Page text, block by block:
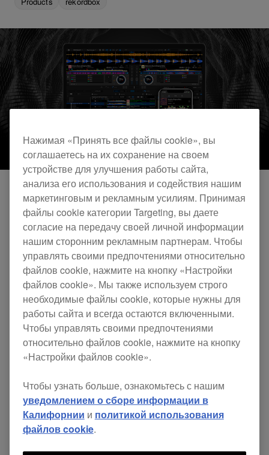
rekordbox 6 Official Introduction
Именно сейчас мы соблюдаем основное
Как и все наши друзья в музыкальном
сообществе, мы с нетерпением ждем, когда
снова сможем объединиться на танцполе. А
Нажимая «Принять все файлы cookie», вы
соглашаетесь на их сохранение на своем
устройстве для улучшения работы сайта,
анализа его использования и содействия нашим
маркетинговым и рекламным усилиям. Принимая
файлы cookie категории Targeting, вы даете
согласие на передачу своей личной информации
нашим сторонним рекламным партнерам. Чтобы
управлять своими предпочтениями относительно
файлов cookie, нажмите на кнопку «Настройки
файлов cookie». Мы также используем строго
необходимые файлы cookie, которые нужны для
работы сайта и всегда остаются включенными.
Чтобы управлять своими предпочтениями
относительно файлов cookie, нажмите на кнопку
«Настройки файлов cookie».
Чтобы узнать больше, ознакомьтесь с нашим
уведомлением о сборе информации в
Калифорнии и политикой использования
файлов cookie.